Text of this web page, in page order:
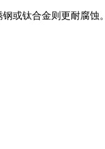
或钛合金则更耐腐蚀。